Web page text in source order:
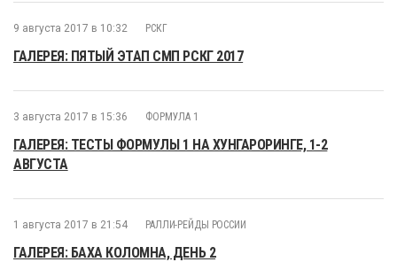
9 августа 2017 в 10:32 РСКГ
ГАЛЕРЕЯ: ПЯТЫЙ ЭТАП СМП РСКГ 2017
3 августа 2017 в 15:36 ФОРМУЛА 1
ГАЛЕРЕЯ: ТЕСТЫ ФОРМУЛЫ 1 НА ХУНГАРОРИНГЕ, 1-2
АВГУСТА
1 августа 2017 в 21:54 РАЛЛИ-РЕЙДЫ РОССИИ
ГАЛЕРЕЯ: БАХА КОЛОМНА, ДЕНЬ 2